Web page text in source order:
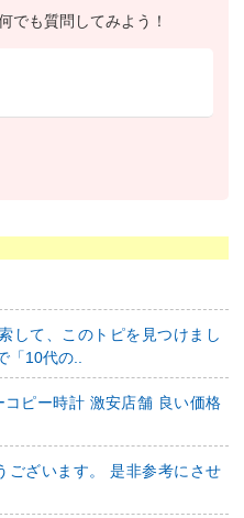
でも質問してみよう！
して、このトピを見つけまし
10代の..
ピー時計 激安店舗 良い価格
ざいます。 是非参考にさせ